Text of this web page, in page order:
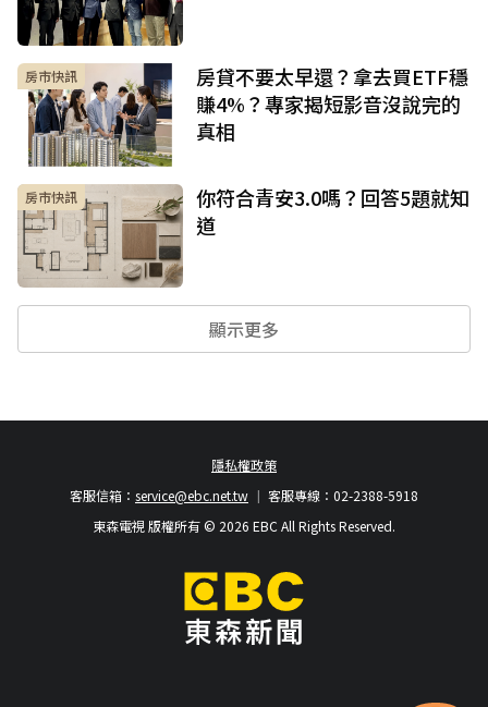
房市快訊
房貸不要太早還？拿去買ETF穩
賺4%？專家揭短影音沒說完的
真相
房市快訊
你符合青安3.0嗎？回答5題就知
道
顯示更多
隱私權政策
客服專線：02-2388-5918
客服信箱： service@ebc.net.tw
東森電視 版權所有 © 2026 EBC All Rights Reserved.